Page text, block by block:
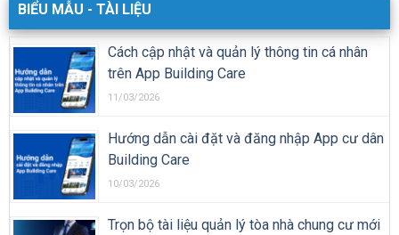
BIỂU MẪU - TÀI LIỆU
Cách cập nhật và quản lý thông tin cá nhân
trên App Building Care
11/03/2026
Hướng dẫn cài đặt và đăng nhập App cư dân
Building Care
10/03/2026
Trọn bộ tài liệu quản lý tòa nhà chung cư mới